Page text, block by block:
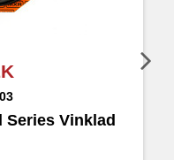
Series Vinklad